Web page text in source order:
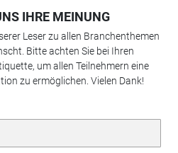
IHRE MEINUNG
Leser zu allen Branchenthemen
Bitte achten Sie bei Ihren
um allen Teilnehmern eine
zu ermöglichen. Vielen Dank!